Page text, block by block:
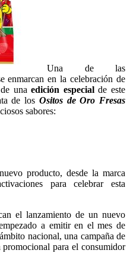
Una de las
enmarcan en la celebración de
de unaedición especialde este
de los Ositos de Oro Fresas
sabores:
producto, desde la marca
para celebrar esta
el lanzamiento de un nuevo
a emitir en el mes de
nacional, una campaña de
para el consumidor